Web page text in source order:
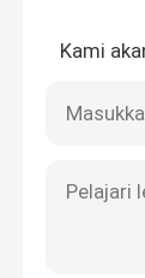
Film
Kami